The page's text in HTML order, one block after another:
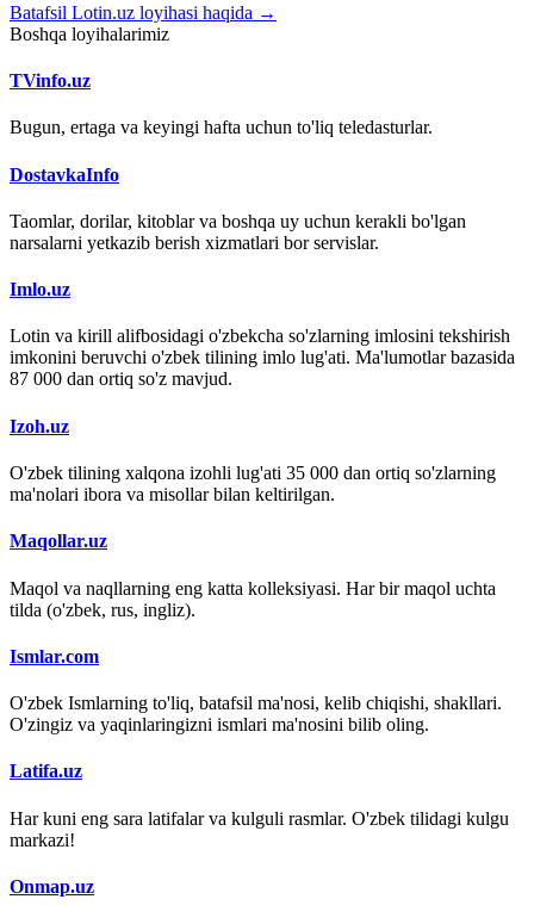
Batafsil Lotin.uz loyihasi haqida →
Boshqa loyihalarimiz
TVinfo.uz
Bugun, ertaga va keyingi hafta uchun to'liq teledasturlar.
DostavkaInfo
Taomlar, dorilar, kitoblar va boshqa uy uchun kerakli bo'lgan
narsalarni yetkazib berish xizmatlari bor servislar.
Imlo.uz
Lotin va kirill alifbosidagi o'zbekcha so'zlarning imlosini tekshirish
imkonini beruvchi o'zbek tilining imlo lug'ati. Ma'lumotlar bazasida
87 000 dan ortiq so'z mavjud.
Izoh.uz
O'zbek tilining xalqona izohli lug'ati 35 000 dan ortiq so'zlarning
ma'nolari ibora va misollar bilan keltirilgan.
Maqollar.uz
Maqol va naqllarning eng katta kolleksiyasi. Har bir maqol uchta
tilda (o'zbek, rus, ingliz).
Ismlar.com
O'zbek Ismlarning to'liq, batafsil ma'nosi, kelib chiqishi, shakllari.
O'zingiz va yaqinlaringizni ismlari ma'nosini bilib oling.
Latifa.uz
Har kuni eng sara latifalar va kulguli rasmlar. O'zbek tilidagi kulgu
markazi!
Onmap.uz